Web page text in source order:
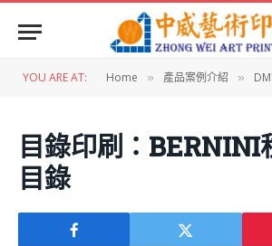
YOU ARE AT: Home » 產品案例介紹 »
目錄印刷：BERNINI
目錄